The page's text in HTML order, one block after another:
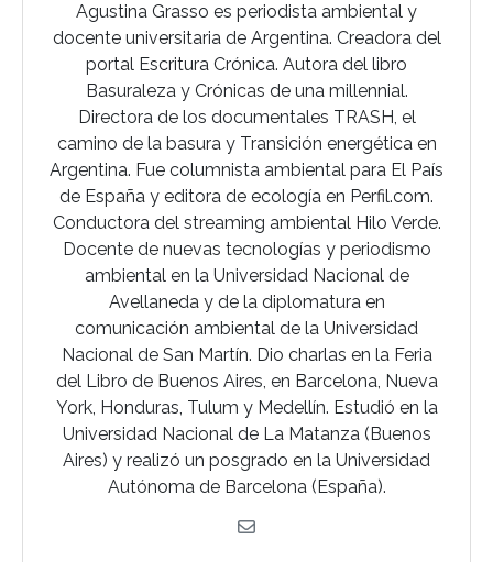
Agustina Grasso es periodista ambiental y
docente universitaria de Argentina. Creadora del
portal Escritura Crónica. Autora del libro
Basuraleza y Crónicas de una millennial.
Directora de los documentales TRASH, el
camino de la basura y Transición energética en
Argentina. Fue columnista ambiental para El País
de España y editora de ecología en Perfil.com.
Conductora del streaming ambiental Hilo Verde.
Docente de nuevas tecnologías y periodismo
ambiental en la Universidad Nacional de
Avellaneda y de la diplomatura en
comunicación ambiental de la Universidad
Nacional de San Martín. Dio charlas en la Feria
del Libro de Buenos Aires, en Barcelona, Nueva
York, Honduras, Tulum y Medellín. Estudió en la
Universidad Nacional de La Matanza (Buenos
Aires) y realizó un posgrado en la Universidad
Autónoma de Barcelona (España).